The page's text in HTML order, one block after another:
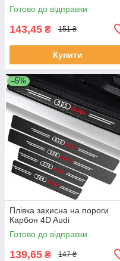
Готово до відправки
143,45 ₴ 151 ₴
Купити
–5%
Плівка захисна на пороги
Карбон 4D Audi
Готово до відправки
139,65 ₴ 147 ₴